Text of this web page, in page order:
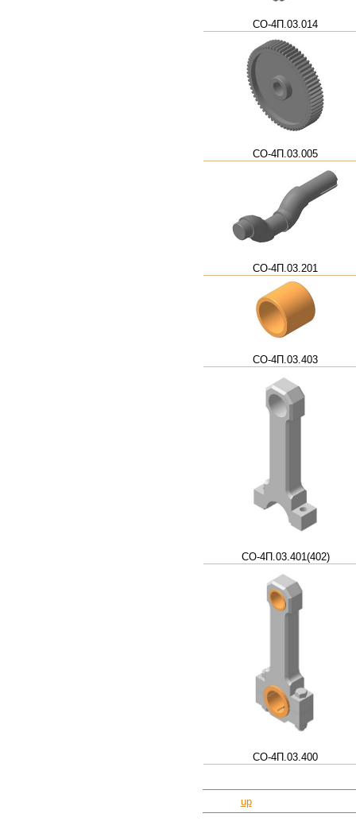
СО-4П.03.014
СО-4П.03.005
СО-4П.03.201
СО-4П.03.403
СО-4П.03.401(402)
СО-4П.03.400
up